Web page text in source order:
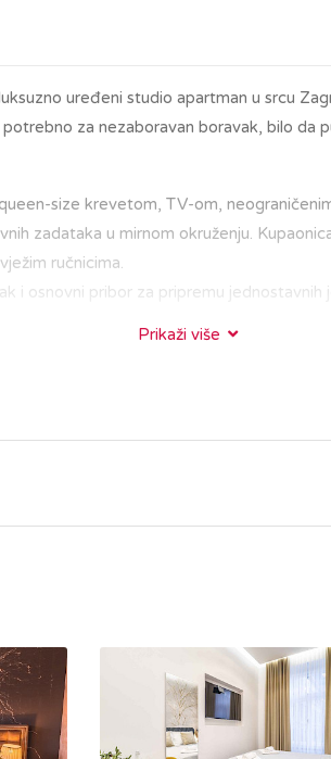
uređeni studio apartman u srcu
za nezaboravan boravak, bilo da
size krevetom, TV-om,
zadataka u mirnom okruženju.
ručnicima.
i osnovni pribor za pripremu jednostavnih
ili da uživate u kavi na Tkalčićevoj
u blizini, što omogućuje jednostavan
Prikaži više